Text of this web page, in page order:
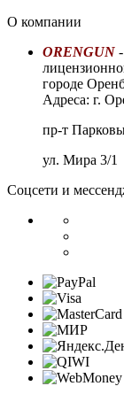
О компании
ORENGUN
городе
Адреса: г.
пр-т
ул. Мира 3/1
Соцсети и